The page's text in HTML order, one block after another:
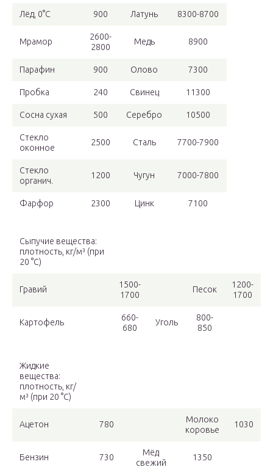
Лёд, 0°С 900 Латунь 8300-8700
Мрамор
2600-
2800
Медь 8900
Парафин 900 Олово 7300
Пробка 240 Свинец 11300
Сосна сухая 500 Серебро 10500
Стекло
оконное
2500 Сталь 7700-7900
Стекло
органич.
1200 Чугун 7000-7800
Фарфор 2300 Цинк 7100
Сыпучие вещества:
плотность, кг/м³ (при
20 °С)
Гравий
1500-
1700
Песок
1200-
1700
Картофель
660-
680
Уголь
800-
850
Жидкие
вещества:
плотность, кг/
м³ (при 20 °С)
Ацетон 780
Молоко
коровье
1030
Бензин 730
Мёд
свежий
1350